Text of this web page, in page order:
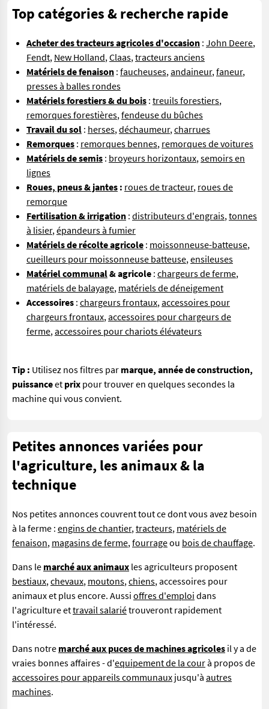
Top catégories & recherche rapide
Acheter des tracteurs agricoles d'occasion : John Deere,
Fendt, New Holland,Claas,tracteurs anciens
Matériels de fenaison : faucheuses,andaineur,faneur,
presses à balles rondes
Matériels forestiers & du bois : treuils forestiers,
remorques forestières,fendeuse du bûches
Travail du sol : herses,déchaumeur,charrues
Remorques : remorques bennes, remorques de voitures
Matériels de semis : broyeurs horizontaux,semoirs en
lignes
Roues, pneus & jantes : roues de tracteur, roues de
remorque
Fertilisation & irrigation : distributeurs d'engrais,tonnes
à lisier,épandeurs à fumier
Matériels de récolte agricole : moissonneuse-batteuse,
cueilleurs pour moissonneuse batteuse,ensileuses
Matériel communal& agricole : chargeurs de ferme,
matériels de balayage, matériels de déneigement
Accessoires : chargeurs frontaux,accessoires pour
chargeurs frontaux,accessoires pour chargeurs de
ferme,accessoires pour chariots élévateurs
Tip : Utilisez nos filtres par marque, année de construction,
puissanceet prix pour trouver en quelques secondes la
machine qui vous convient.
Petites annonces variées pour
l'agriculture, les animaux & la
technique
Nos petites annonces couvrent tout ce dont vous avez besoin
à la ferme : engins de chantier,tracteurs, matériels de
fenaison, magasins de ferme,fourrageou bois de chauffage.
Dans le marché aux animaux les agriculteurs proposent
bestiaux,chevaux, moutons,chiens, accessoires pour
animaux et plus encore. Aussi offres d'emploi dans
l'agriculture ettravail salariétrouveront rapidement
l'intéressé.
Dans notre marché aux puces de machines agricoles il y a de
vraies bonnes affaires - d'equipement de la courà propos de
accessoires pour appareils communaux jusqu'à autres
machines.